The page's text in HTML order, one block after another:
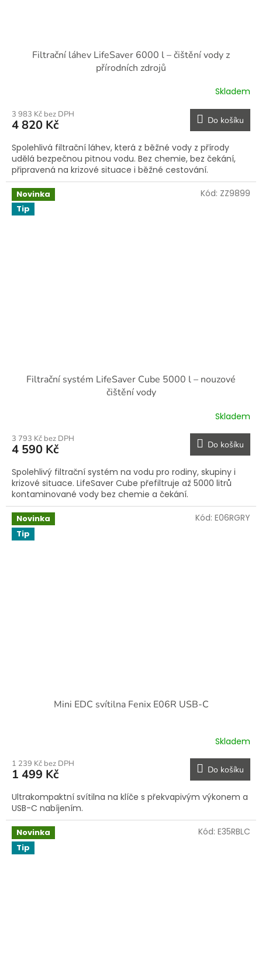
Filtrační láhev LifeSaver 6000 l – čištění vody z
přírodních zdrojů
Skladem
3 983 Kč bez DPH
4 820 Kč Do košíku
Spolehlivá filtrační láhev, která z běžné vody z přírody
udělá bezpečnou pitnou vodu. Bez chemie, bez čekání,
připravená na krizové situace i běžné cestování.
Novinka
Tip
Filtrační systém LifeSaver Cube 5000 l – nouzové
čištění vody
Skladem
3 793 Kč bez DPH
4 590 Kč Do košíku
Spolehlivý filtrační systém na vodu pro rodiny, skupiny i
krizové situace. LifeSaver Cube přefiltruje až 5000 litrů
kontaminované vody bez chemie a čekání.
Kód: ZZ9899
Novinka
Tip
Mini EDC svítilna Fenix E06R USB-C
Skladem
1 239 Kč bez DPH
1 499 Kč Do košíku
Ultrakompaktní svítilna na klíče s překvapivým výkonem a
USB-C nabíjením.
Kód: E06RGRY
Novinka
Tip
Kód: E35RBLC